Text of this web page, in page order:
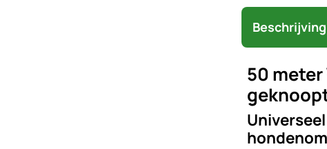
Beschrijving
50